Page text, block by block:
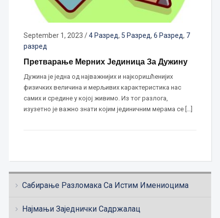
Сабирање Разломака Са Истим Имениоцима
Најмањи Заједнички Садржалац
September 1, 2023 /4 Разред, 5 Разред, 6 Разред, 7
разред
Претварање Мерних Јединица За Дужину
Дужина је једна од најважнијих и најкоришћенијих
физичких величина и мерљивих карактеристика нас
самих и средине у којој живимо. Из тог разлога,
изузетно је важно знати којим јединичним мерама се […]